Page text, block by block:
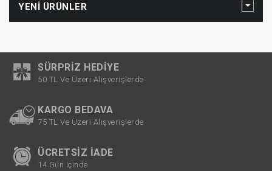
YENI ÜRÜNLER
SÜRPRIZ HEDIYE
50 TL Ve Üzeri Alışverişlerde
KARGO BEDAVA
75 TL Ve Üzeri Alışverişlerde
ÜCRETSIZ İADE
14 Gün Içinde